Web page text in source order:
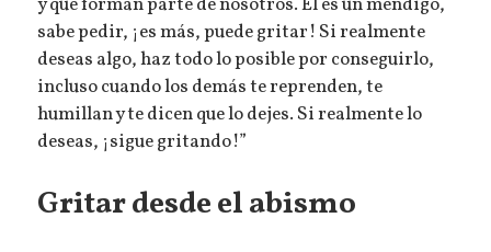
sabe pedir, ¡es más, puede gritar! Si realmente
deseas algo, haz todo lo posible por conseguirlo,
incluso cuando los demás te reprenden, te
humillan y te dicen que lo dejes. Si realmente lo
deseas, ¡sigue gritando!”
Gritar desde el abismo